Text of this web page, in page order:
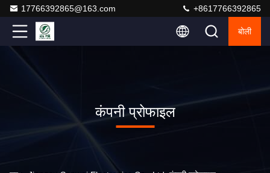
17766392865@163.com +8617766392865
बोली
कंपनी प्रोफाइल